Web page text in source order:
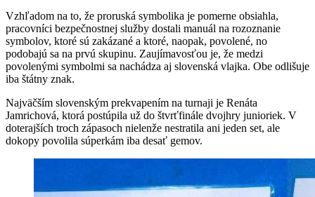
Vzhľadom na to, že proruská symbolika je pomerne obsiahla,
pracovníci bezpečnostnej služby dostali manuál na rozoznanie
symbolov, ktoré sú zakázané a ktoré, naopak, povolené, no
podobajú sa na prvú skupinu. Zaujímavosťou je, že medzi
povolenými symbolmi sa nachádza aj slovenská vlajka. Obe odlišuje
iba štátny znak.
Najväčším slovenským prekvapením na turnaji je Renáta
Jamrichová, ktorá postúpila už do štvrťfinále dvojhry junioriek. V
doterajších troch zápasoch nielenže nestratila ani jeden set, ale
dokopy povolila súperkám iba desať gemov.